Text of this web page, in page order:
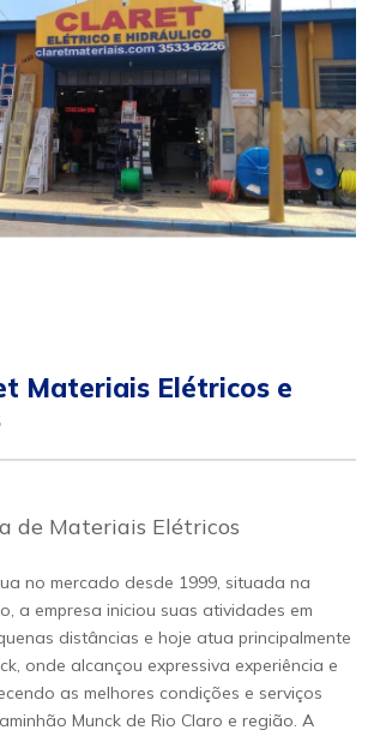
Materiais Elétricos e
de Materiais Elétricos
no mercado desde 1999, situada na
a empresa iniciou suas atividades em
distâncias e hoje atua principalmente
onde alcançou expressiva experiência e
as melhores condições e serviços
Munck de Rio Claro e região. A